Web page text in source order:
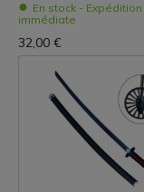
En stock - Expédition
immédiate
32,00 €